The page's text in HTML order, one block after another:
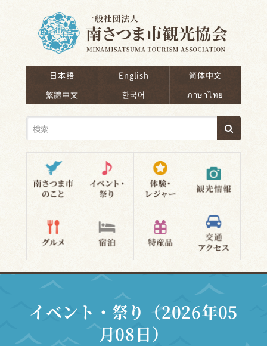
日本語 English
简体中文
繁體中文
한국어 ภาษาไทย
イベント・祭り（2026年05
月08日）